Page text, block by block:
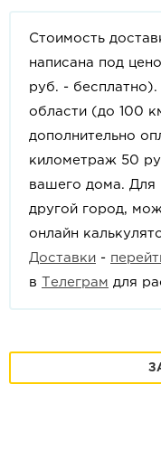
Стоимость
написана под
руб. -
области (до 100
дополнительно
километраж 50
вашего дома. Для
другой город,
онлайн
Доставки -
в Телеграм для